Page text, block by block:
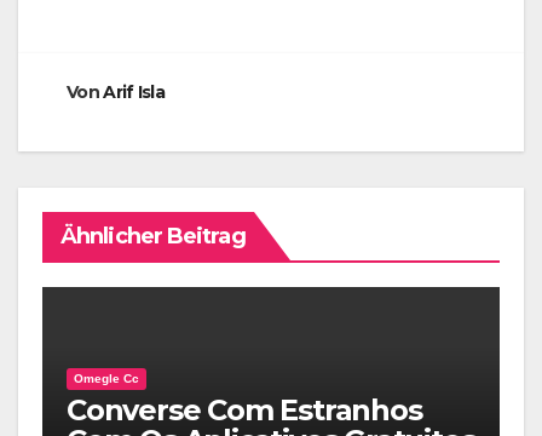
VonArif Isla
Ähnlicher Beitrag
Omegle Cc
Converse Com Estranhos